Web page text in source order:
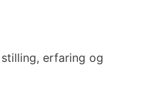
erfaring og